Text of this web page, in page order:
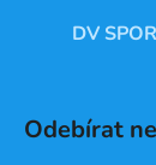
DV
Odebírat